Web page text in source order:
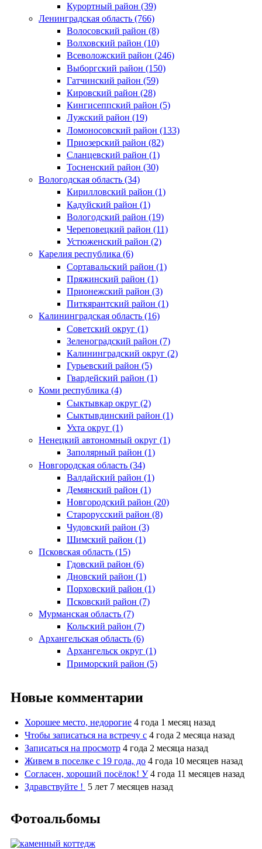
Курортный район (39)
Ленинградская область (766)
Волосовский район (8)
Волховский район (10)
Всеволожский район (246)
Выборгский район (150)
Гатчинский район (59)
Кировский район (28)
Кингисеппский район (5)
Лужский район (19)
Ломоносовский район (133)
Приозерский район (82)
Сланцевский район (1)
Тосненский район (30)
Вологодская область (34)
Кирилловский район (1)
Кадуйский район (1)
Вологодский район (19)
Череповецкий район (11)
Устюженский район (2)
Карелия республика (6)
Сортавальский район (1)
Пряжинский район (1)
Прионежский район (3)
Питкярантский район (1)
Калининградская область (16)
Советский округ (1)
Зеленоградский район (7)
Калининградский округ (2)
Гурьевский район (5)
Гвардейский район (1)
Коми республика (4)
Сыктывкар округ (2)
Сыктывдинский район (1)
Ухта округ (1)
Ненецкий автономный округ (1)
Заполярный район (1)
Новгородская область (34)
Валдайский район (1)
Демянский район (1)
Новгородский район (20)
Старорусский район (8)
Чудовский район (3)
Шимский район (1)
Псковская область (15)
Гдовский район (6)
Дновский район (1)
Порховский район (1)
Псковский район (7)
Мурманская область (7)
Кольский район (7)
Архангельская область (6)
Архангельск округ (1)
Приморский район (5)
Новые комментарии
Хорошее место, недорогие 4 года 1 месяц назад
Чтобы записаться на встречу с 4 года 2 месяца назад
Записаться на просмотр 4 года 2 месяца назад
Живем в поселке с 19 года, до 4 года 10 месяцев назад
Согласен, хороший посёлок! У 4 года 11 месяцев назад
Здравствуйте ! 5 лет 7 месяцев назад
Фотоальбомы